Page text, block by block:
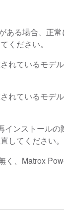
る場合、正常
ください。
れているモ
れているモデ
ンストール
てください
、Matrox